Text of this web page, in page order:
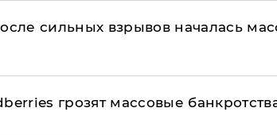
сильных взрывов началась
грозят массовые